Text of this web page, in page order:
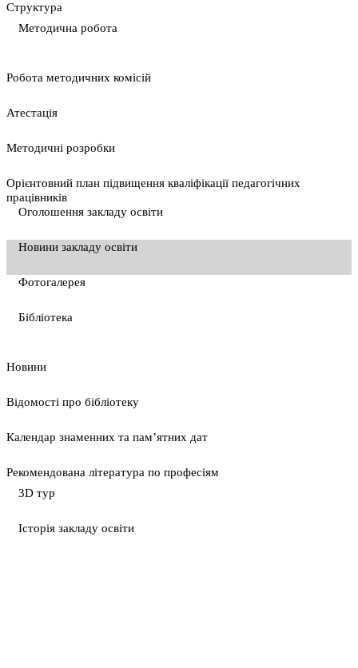
Cтруктура
Методична робота
Pобота методичних комісій
Атестація
Методичні розробки
Орієнтовний план підвищення кваліфікації педагогічних
працівників
Оголошення закладу освіти
Новини закладу освіти
Фотогалерея
Бібліотека
Новини
Відомості про бібліотеку
Календар знаменних та пам’ятних дат
Рекомендована література по професіям
3D тур
Історія закладу освіти